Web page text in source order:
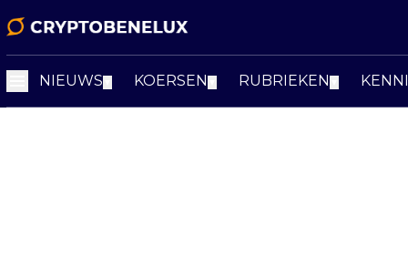
NIEUWS KOERSEN RUBRIEKEN